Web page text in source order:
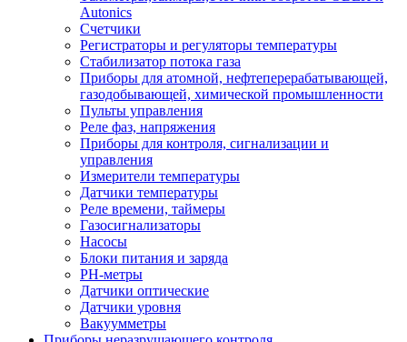
Autonics
Счетчики
Регистраторы и регуляторы температуры
Стабилизатор потока газа
Приборы для атомной, нефтеперерабатывающей,
газодобывающей, химической промышленности
Пульты управления
Реле фаз, напряжения
Приборы для контроля, сигнализации и
управления
Измерители температуры
Датчики температуры
Реле времени, таймеры
Газосигнализаторы
Насосы
Блоки питания и заряда
PH-метры
Датчики оптические
Датчики уровня
Вакуумметры